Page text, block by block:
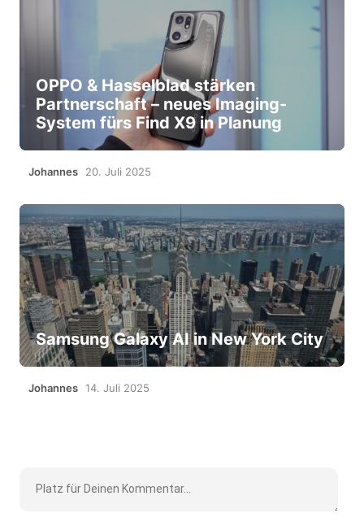
OPPO & Hasselblad stärken
Partnerschaft – neues Imaging-
System fürs Find X9 in Planung
Johannes 20. Juli 2025
Samsung Galaxy AI in New York City
Johannes 14. Juli 2025